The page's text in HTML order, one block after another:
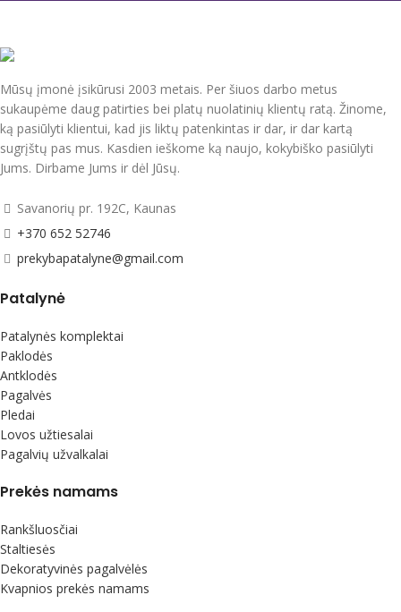
Mūsų įmonė įsikūrusi 2003 metais. Per šiuos darbo metus
sukaupėme daug patirties bei platų nuolatinių klientų ratą. Žinome,
ką pasiūlyti klientui, kad jis liktų patenkintas ir dar, ir dar kartą
sugrįštų pas mus. Kasdien ieškome ką naujo, kokybiško pasiūlyti
Jums. Dirbame Jums ir dėl Jūsų.
Savanorių pr. 192C, Kaunas
+370 652 52746
prekybapatalyne@gmail.com
Patalynė
Patalynės komplektai
Paklodės
Antklodės
Pagalvės
Pledai
Lovos užtiesalai
Pagalvių užvalkalai
Prekės namams
Rankšluosčiai
Staltiesės
Dekoratyvinės pagalvėlės
Kvapnios prekės namams